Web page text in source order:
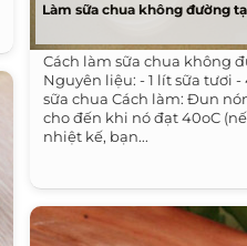
Làm sữa chua không đường
Cách làm sữa chua không
Nguyên liệu: - 1 lít sữa tươi
sữa chua Cách làm: Đun
cho đến khi nó đạt 40oC
nhiệt kế, bạn...